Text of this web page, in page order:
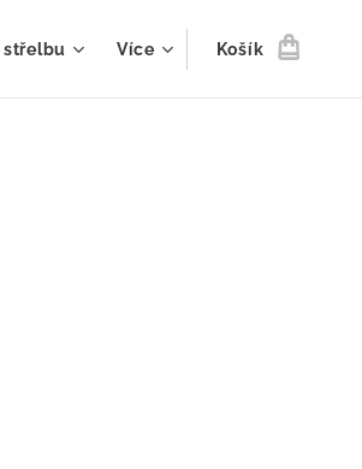
střelbu Více Košík